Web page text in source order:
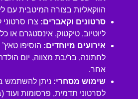
הווקאליות בצורה המיטבית עם
סרטונים וקאברים: צרו
ליוטיוב, טיקטוק, אינסטגרם
אירועים מיוחדים: הוסיפו טאץ’
לחתונה, בר/בת מצווה, יום הולדת
אחר.
שימוש מסחרי: ניתן להשתמש
לסרטוני תדמית, פרסומות ועוד